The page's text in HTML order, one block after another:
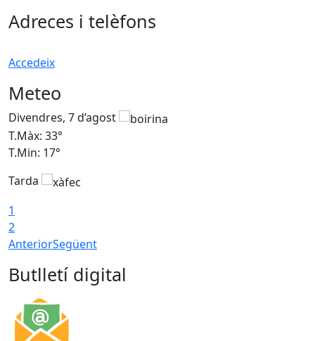
Adreces i telèfons
Accedeix
Meteo
Divendres, 7 d’agost
T.Màx: 33°
T.Min: 17°
Tarda
1
2
AnteriorSegüent
Butlletí digital